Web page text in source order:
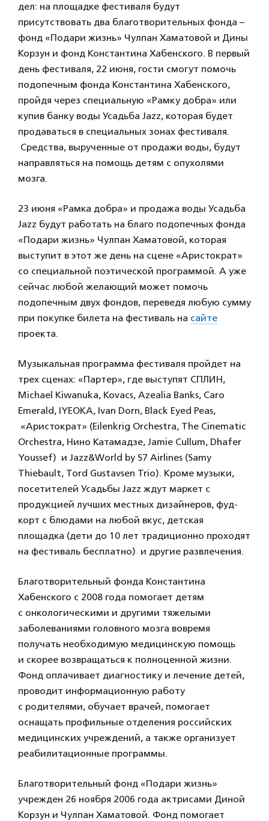
дел: на площадке фестиваля будут
присутствовать два благотворительных фонда –
фонд «Подари жизнь» Чулпан Хаматовой и Дины
Корзун и фонд Константина Хабенского. В первый
день фестиваля, 22 июня, гости смогут помочь
подопечным фонда Константина Хабенского,
пройдя через специальную «Рамку добра» или
купив банку воды Усадьба Jazz, которая будет
продаваться в специальных зонах фестиваля.
Средства, вырученные от продажи воды, будут
направляться на помощь детям с опухолями
мозга.
23 июня «Рамка добра» и продажа воды Усадьба
Jazz будут работать на благо подопечных фонда
«Подари жизнь» Чулпан Хаматовой, которая
выступит в этот же день на сцене «Аристократ»
со специальной поэтической программой. А уже
сейчас любой желающий может помочь
подопечным двух фондов, переведя любую сумму
при покупке билета на фестиваль на сайте
проекта.
Музыкальная программа фестиваля пройдет на
трех сценах: «Партер», где выступят СПЛИН,
Michael Kiwanuka, Kovacs, Azealia Banks, Caro
Emerald, IYEOKA, Ivan Dorn, Black Eyed Peas,
«Аристократ» (Eilenkrig Orchestra, The Cinematic
Orchestra, Нино Катамадзе, Jamie Cullum, Dhafer
Youssef) и Jazz&World by S7 Airlines (Samy
Thiebault, Tord Gustavsen Trio). Кроме музыки,
посетителей Усадьбы Jazz ждут маркет с
продукцией лучших местных дизайнеров, фуд-
корт с блюдами на любой вкус, детская
площадка (дети до 10 лет традиционно проходят
на фестиваль бесплатно) и другие развлечения.
Благотворительный фонда Константина
Хабенского с 2008 года помогает детям
с онкологическими и другими тяжелыми
заболеваниями головного мозга вовремя
получать необходимую медицинскую помощь
и скорее возвращаться к полноценной жизни.
Фонд оплачивает диагностику и лечение детей,
проводит информационную работу
с родителями, обучает врачей, помогает
оснащать профильные отделения российских
медицинских учреждений, а также организует
реабилитационные программы.
Благотворительный фонд «Подари жизнь»
учрежден 26 ноября 2006 года актрисами Диной
Корзун и Чулпан Хаматовой. Фонд помогает